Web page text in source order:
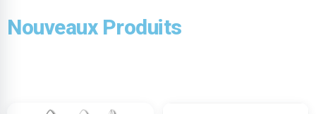
Nouveaux Produits